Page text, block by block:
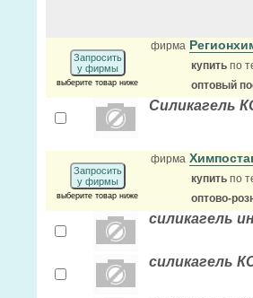
Запросить
у фирмы
выберите товар ниже
фирма
купить по
оптовый
Силикагель
Запросить
у фирмы
выберите товар ниже
фирма
купить по
оптово-
силикагель
силикагель